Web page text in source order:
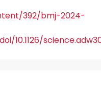
392/bmj-2024-
10.1126/